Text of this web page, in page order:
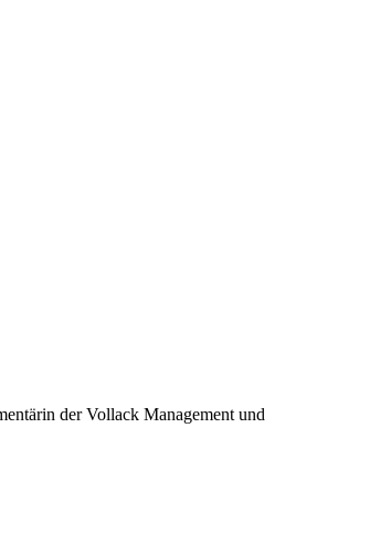
der Vollack Management und